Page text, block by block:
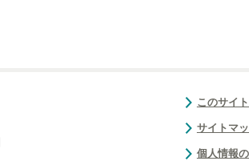
このサイ
サイトマ
個人情報